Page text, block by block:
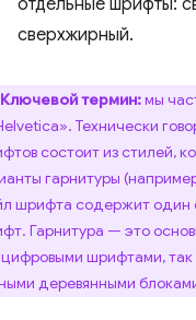
сверхжирный.
Ключевой термин:мы
Технически
состоит из стилей,
гарнитуры
шрифта содержит один
Гарнитура — это
цифровыми шрифтами,
деревянными